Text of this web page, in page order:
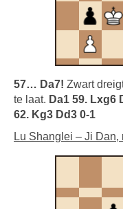
57… Da7! Zwart
te laat. Da1 59. Lxg6
62. Kg3 Dd3 0-1
Lu Shanglei – Ji Dan,